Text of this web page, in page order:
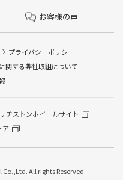
お客様の声
プライバシーポリシー
関する弊社取組について
ヂストンホイールサイト
ア
All rights Reserved.
替え/オイル交換/その他
約 ※クローク契約会員の